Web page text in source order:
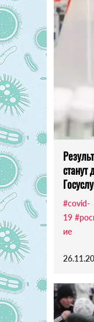
станут
#covid-
19
ие